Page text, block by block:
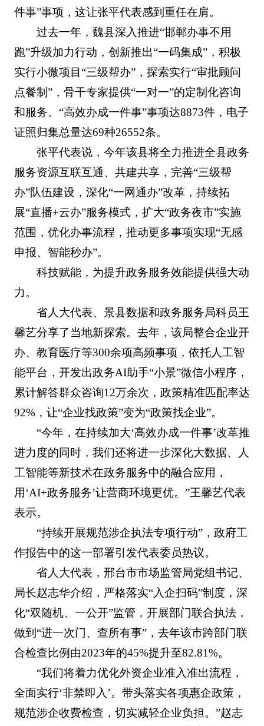
件事”事项，这让张平代表感到重任在肩。
过去一年，魏县深入推进“邯郸办事不用
跑”升级加力行动，创新推出“一码集成”，积极
实行小微项目“三级帮办”，探索实行“审批顾问
点餐制”，骨干专家提供“一对一”的定制化咨询
和服务。“高效办成一件事”事项达8873件，电子
证照归集总量达69种26552条。
张平代表说，今年该县将全力推进全县政务
服务资源互联互通、共建共享，完善“三级帮
办”队伍建设，深化“一网通办”改革，持续拓
展“直播+云办”服务模式，扩大“政务夜市”实施
范围，优化办事流程，推动更多事项实现“无感
申报、智能秒办”。
科技赋能，为提升政务服务效能提供强大动
力。
省人大代表、景县数据和政务服务局科员王
馨艺分享了当地新探索。去年，该局整合企业开
办、教育医疗等300余项高频事项，依托人工智
能平台，开发出政务AI助手“小景”微信小程序，
累计解答群众咨询12万余次，政策精准匹配率达
92%，让“企业找政策”变为“政策找企业”。
“今年，在持续加大‘高效办成一件事’改革推
进力度的同时，我们还将进一步深化大数据、人
工智能等新技术在政务服务中的融合应用，
用‘AI+政务服务’让营商环境更优。”王馨艺代表
表示。
“持续开展规范涉企执法专项行动”，政府工
作报告中的这一部署引发代表委员热议。
省人大代表，邢台市市场监管局党组书记、
局长赵志华介绍，严格落实“入企扫码”制度，深
化“双随机、一公开”监管，开展部门联合执法，
做到“进一次门、查所有事”，去年该市跨部门联
合检查比例由2023年的45%提升至82.81%。
“我们将着力优化外资企业准入准出流程，
全面实行‘非禁即入’。带头落实各项惠企政策，
规范涉企收费检查，切实减轻企业负担。”赵志